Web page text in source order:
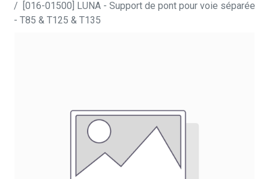
[016-01500] LUNA - Support de pont pour voie séparée
- T85 & T125 & T135